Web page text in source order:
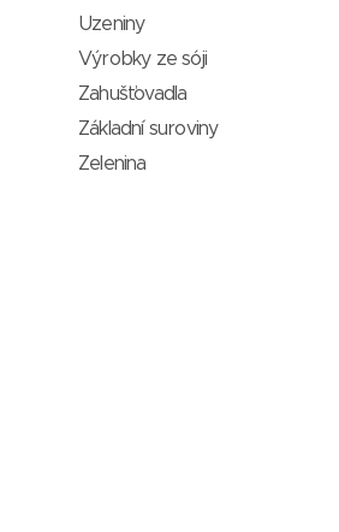
Uzeniny
Výrobky ze sóji
Zahušťovadla
Základní suroviny
Zelenina